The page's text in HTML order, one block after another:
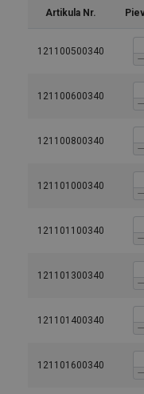
Artikula Nr.
121100500340
121100600340
121100800340
121101000340
121101100340
121101300340
121101400340
121101600340
Augsta slodzes